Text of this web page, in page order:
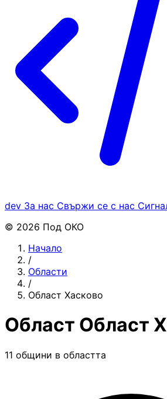
dev За нас Свържи се с нас
© 2026 Под ОКО
Начало
/
Области
/
Област Хасково
Област Област
11 общини в областта